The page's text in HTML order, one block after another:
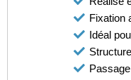
Fixation
Idéal